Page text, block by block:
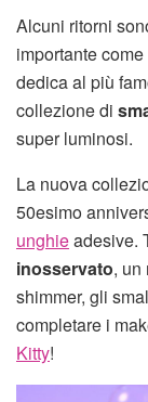
Alcuni ritorni
importante
dedica al più
collezione di
super luminosi.
La nuova
50esimo
unghieadesive.
inosservato, un
shimmer, gli
completare i
Kitty!